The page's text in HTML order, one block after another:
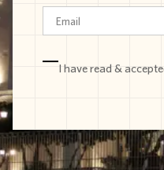
I have read &